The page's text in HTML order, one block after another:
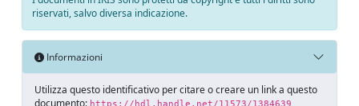
riservati, salvo diversa indicazione.
Informazioni
Utilizza questo identificativo per citare o creare un link a questo
documento: https://hdl.handle.net/11573/1384639